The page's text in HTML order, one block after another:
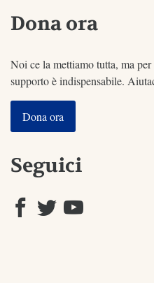
Dona ora
Noi ce la mettiamo tutta, ma
supporto è indispensabile.
Dona ora
Seguici